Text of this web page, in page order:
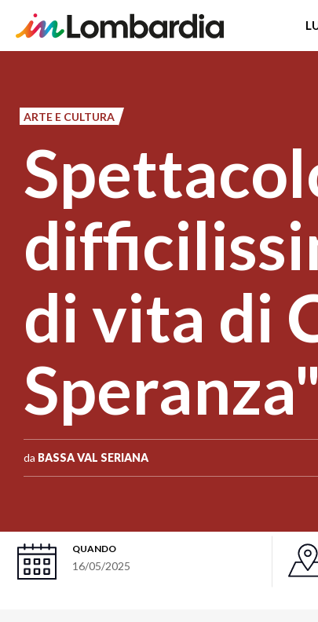
contenuto
principale
ARTE E CULTURA
di vita di
Speranza"
da BASSA VAL SERIANA
QUANDO
16/05/2025